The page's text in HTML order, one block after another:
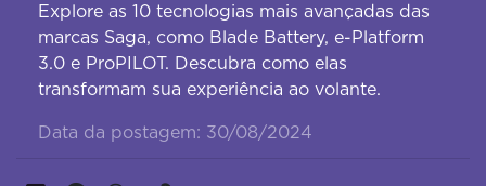
Explore as 10 tecnologias mais avançadas das
marcas Saga, como Blade Battery, e-Platform
3.0 e ProPILOT. Descubra como elas
transformam sua experiência ao volante.
Data da postagem: 30/08/2024